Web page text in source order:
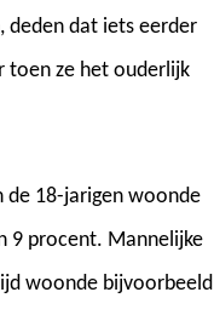
deden dat iets eerder
toen ze het ouderlijk
de 18-jarigen woonde
9 procent. Mannelijke
woonde bijvoorbeeld